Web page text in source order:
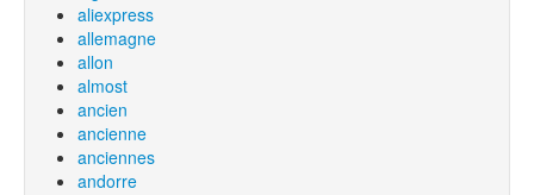
aliexpress
allemagne
allon
almost
ancien
ancienne
anciennes
andorre